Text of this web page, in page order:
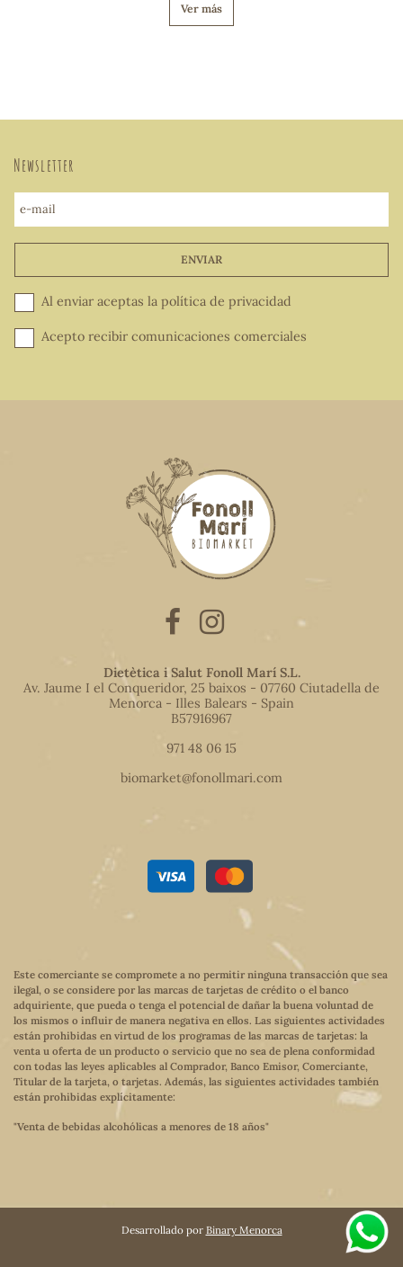
Ver más
Newsletter
e-mail
ENVIAR
Al enviar aceptas la política de privacidad
Acepto recibir comunicaciones comerciales
Dietètica i Salut Fonoll Marí S.L.
Av. Jaume I el Conqueridor, 25 baixos - 07760 Ciutadella de
Menorca - Illes Balears - Spain
B57916967
971 48 06 15
biomarket@fonollmari.com
Este comerciante se compromete a no permitir ninguna transacción que sea
ilegal, o se considere por las marcas de tarjetas de crédito o el banco
adquiriente, que pueda o tenga el potencial de dañar la buena voluntad de
los mismos o influir de manera negativa en ellos. Las siguientes actividades
están prohibidas en virtud de los programas de las marcas de tarjetas: la
venta u oferta de un producto o servicio que no sea de plena conformidad
con todas las leyes aplicables al Comprador, Banco Emisor, Comerciante,
Titular de la tarjeta, o tarjetas. Además, las siguientes actividades también
están prohibidas explícitamente:
"Venta de bebidas alcohólicas a menores de 18 años"
Desarrollado por Binary Menorca